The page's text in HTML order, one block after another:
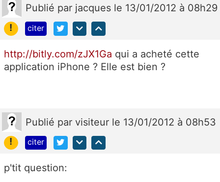
Publié par jacques le 13/01/2012 à 08h29
!
citer
http://bitly.com/zJX1Ga qui a acheté cette
application iPhone ? Elle est bien ?
Publié par visiteur le 13/01/2012 à 08h53
!
citer
p'tit question: